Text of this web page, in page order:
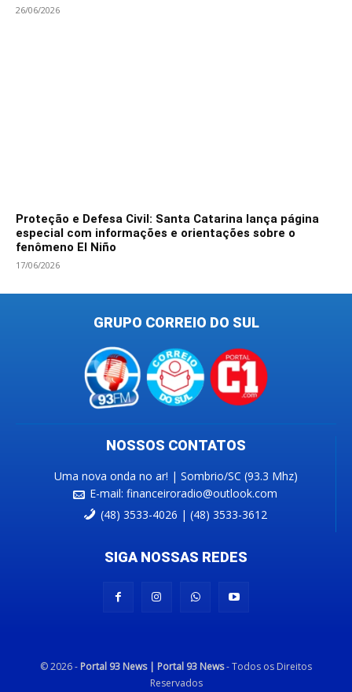
26/06/2026
Proteção e Defesa Civil: Santa Catarina lança página
especial com informações e orientações sobre o
fenômeno El Niño
17/06/2026
GRUPO CORREIO DO SUL
NOSSOS CONTATOS
Uma nova onda no ar! | Sombrio/SC (93.3 Mhz)
E-mail: financeiroradio@outlook.com
(48) 3533-4026 | (48) 3533-3612
SIGA NOSSAS REDES
© 2026 - Portal 93 News | Portal 93 News- Todos os Direitos
Reservados